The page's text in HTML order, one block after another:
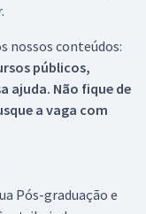
nossos conteúdos:
públicos,
ajuda. Não fique de
a vaga com
Pós-graduação e